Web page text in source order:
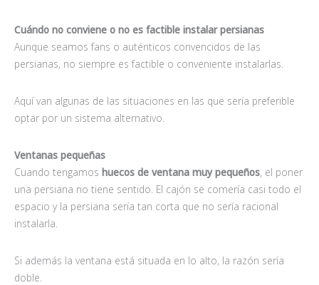
Cuándo no conviene o no es factible instalar persianas
Aunque seamos fans o auténticos convencidos de las
persianas, no siempre es factible o conveniente instalarlas.
Aquí van algunas de las situaciones en las que sería preferible
optar por un sistema alternativo.
Ventanas pequeñas
Cuando tengamos huecos de ventana muy pequeños, el poner
una persiana no tiene sentido. El cajón se comería casi todo el
espacio y la persiana sería tan corta que no sería racional
instalarla.
Si además la ventana está situada en lo alto, la razón sería
doble.